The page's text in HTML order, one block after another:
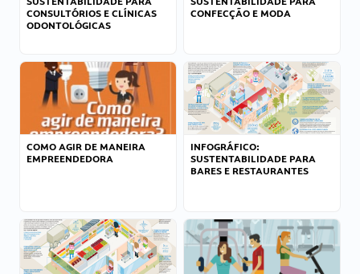
CONSULTÓRIOS E CLÍNICAS
ODONTOLÓGICAS
CONFECÇÃO E MODA
COMO AGIR DE MANEIRA
EMPREENDEDORA
INFOGRÁFICO:
SUSTENTABILIDADE PARA
BARES E RESTAURANTES